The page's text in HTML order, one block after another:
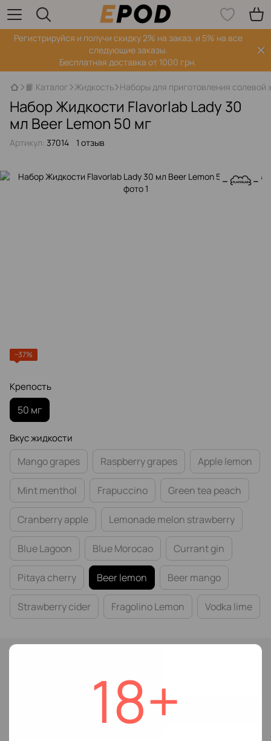
18+
Регистрируйся‌ и получи скидку 2% на заказ, и 5% на все
следующие заказы.
Бесплатная доставка от 1000 грн.
📙 Каталог Жидкость Наборы для приготовления солевой
Набор Жидкости Flavorlab Lady 30
мл Beer Lemon 50 мг
Артикул: 37014 1 отзыв
−37%
Крепость
50 мг
Вкус жидкости
Mango grapes Raspberry grapes Apple lemon
Mint menthol Frapuccino Green tea peach
Cranberry apple Lemonade melon strawberry
Blue Lagoon Blue Morocao Currant gin
Pitaya cherry Beer lemon Beer mango
Strawberry cider Fragolino Lemon Vodka lime